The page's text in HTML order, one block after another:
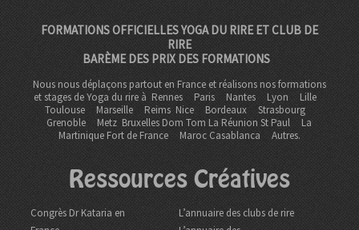
FORMATIONS OFFICIELLES YOGA DU RIRE ET CLUB DE
RIRE
BARÈME DES PRIX DES FORMATIONS
Nous nous déplaçons partout en France et réalisons nos formations
et stages de Yoga du rire à Rennes Paris Nantes Lyon
Lille
Toulouse
Marseille Reims Nice Bordeaux
Strasbourg
Grenoble
Metz Bruxelles Dom TomLa Réunion St Paul
La
Martinique Fort de France
Maroc Casablanca Autres.
Ressources Créatives
Congrès Dr Kataria en
L’annuaire des clubs de rire